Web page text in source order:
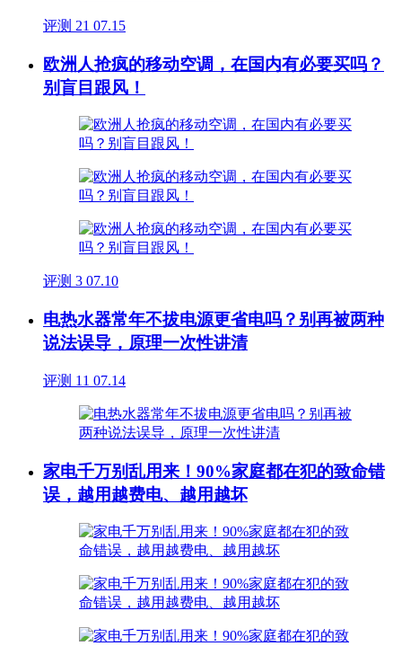
评测 21 07.15
欧洲人抢疯的移动空调，在国内有必要买吗？
别盲目跟风！
评测 3 07.10
电热水器常年不拔电源更省电吗？别再被两种
说法误导，原理一次性讲清
评测 11 07.14
家电千万别乱用来！90%家庭都在犯的致命错
误，越用越费电、越用越坏